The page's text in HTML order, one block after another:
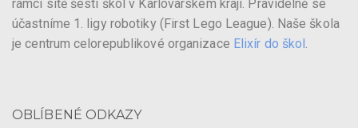
rámci sítě šesti škol v Karlovarském kraji. Pravidelně se
účastníme 1. ligy robotiky (First Lego League). Naše škola
je centrum celorepublikové organizace Elixír do škol
OBLÍBENÉ ODKAZY